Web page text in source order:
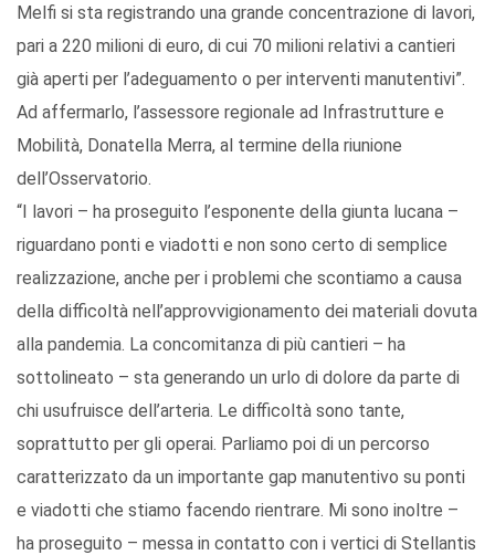
Melfi si sta registrando una grande concentrazione di lavori,
pari a 220 milioni di euro, di cui 70 milioni relativi a cantieri
già aperti per l’adeguamento o per interventi manutentivi”.
Ad affermarlo, l’assessore regionale ad Infrastrutture e
Mobilità, Donatella Merra, al termine della riunione
dell’Osservatorio.
“I lavori – ha proseguito l’esponente della giunta lucana –
riguardano ponti e viadotti e non sono certo di semplice
realizzazione, anche per i problemi che scontiamo a causa
della difficoltà nell’approvvigionamento dei materiali dovuta
alla pandemia. La concomitanza di più cantieri – ha
sottolineato – sta generando un urlo di dolore da parte di
chi usufruisce dell’arteria. Le difficoltà sono tante,
soprattutto per gli operai. Parliamo poi di un percorso
caratterizzato da un importante gap manutentivo su ponti
e viadotti che stiamo facendo rientrare. Mi sono inoltre –
ha proseguito – messa in contatto con i vertici di Stellantis